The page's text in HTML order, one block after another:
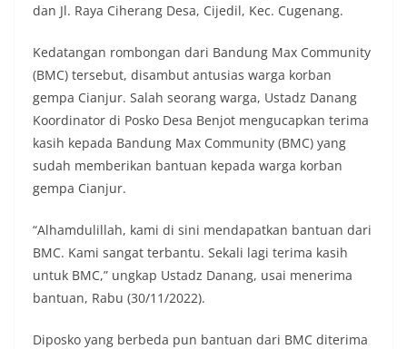
dan Jl. Raya Ciherang Desa, Cijedil, Kec. Cugenang.
Kedatangan rombongan dari Bandung Max Community
(BMC) tersebut, disambut antusias warga korban
gempa Cianjur. Salah seorang warga, Ustadz Danang
Koordinator di Posko Desa Benjot mengucapkan terima
kasih kepada Bandung Max Community (BMC) yang
sudah memberikan bantuan kepada warga korban
gempa Cianjur.
“Alhamdulillah, kami di sini mendapatkan bantuan dari
BMC. Kami sangat terbantu. Sekali lagi terima kasih
untuk BMC,” ungkap Ustadz Danang, usai menerima
bantuan, Rabu (30/11/2022).
Diposko yang berbeda pun bantuan dari BMC diterima